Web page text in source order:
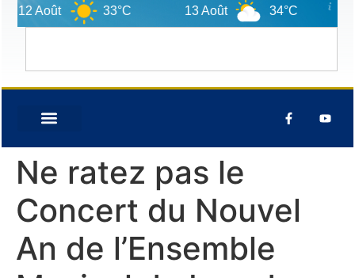
12 Août 33°C 13 Août 34°C
Ne ratez pas le
Concert du Nouvel
An de l’Ensemble